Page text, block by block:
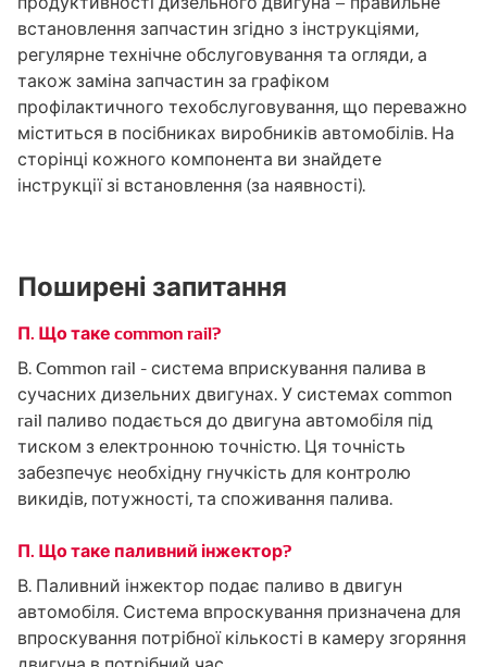
встановлення запчастин згідно з інструкціями,
регулярне технічне обслуговування та огляди, а
також заміна запчастин за графіком
профілактичного техобслуговування, що переважно
міститься в посібниках виробників автомобілів. На
сторінці кожного компонента ви знайдете
інструкції зі встановлення (за наявності).
Поширені запитання
П. Що таке common rail?
В. Common rail - система вприскування палива в
сучасних дизельних двигунах. У системах common
rail паливо подається до двигуна автомобіля під
тиском з електронною точністю. Ця точність
забезпечує необхідну гнучкість для контролю
викидів, потужності, та споживання палива.
П. Що таке паливний інжектор?
В. Паливний інжектор подає паливо в двигун
автомобіля. Система впроскування призначена для
впроскування потрібної кількості в камеру згоряння